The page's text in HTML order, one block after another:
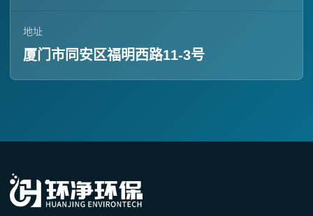
地址
厦门市同安区福明西路11-3号